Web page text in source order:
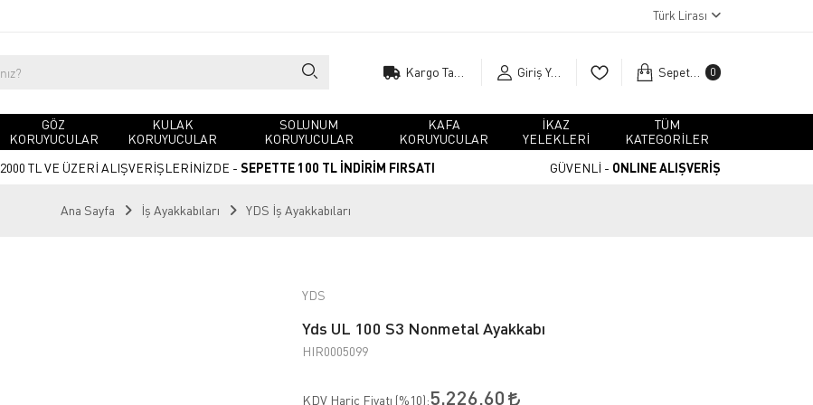
Türk Lirası
Giriş Yap Sepetim 0
GÖZ
KORUYUCULAR
KULAK
KORUYUCULAR
SOLUNUM
KORUYUCULAR
KAFA
KORUYUCULAR
İKAZ
YELEKLERİ
TÜM
KATEGORİLER
2000 TL VE ÜZERİ ALIŞVERİŞLERİNİZDE - SEPETTE 100 TL İNDİRİM FIRSATI GÜVENLİ - ONLINE ALIŞVERİŞ
Ana Sayfa İş Ayakkabıları YDS İş Ayakkabıları
YDS
Yds UL 100 S3 Nonmetal Ayakkabı
HIR0005099
KDV Hariç Fiyatı (%10):5.226,60